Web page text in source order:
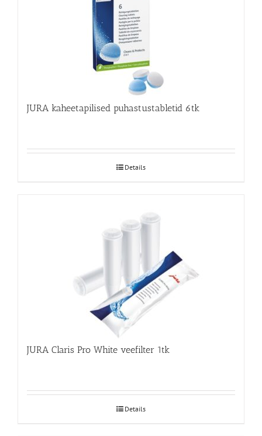
JURA kaheetapilised puhastustabletid 6tk
Details
JURA Claris Pro White veefilter 1tk
Details